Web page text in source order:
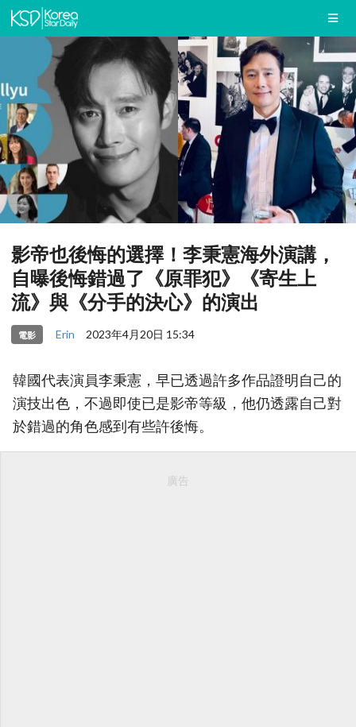
影帝也後悔的選擇！李秉憲海外演講，
自曝後悔錯過了《原罪犯》《寄生上
流》與《分手的決心》的演出
電影 Erin 2023年4月20日 15:34
韓國代表演員李秉憲，早已透過許多作品證明自己的
演技出色，不過即使已是影帝等級，他仍透露自己對
於錯過的角色感到有些許後悔。
廣告